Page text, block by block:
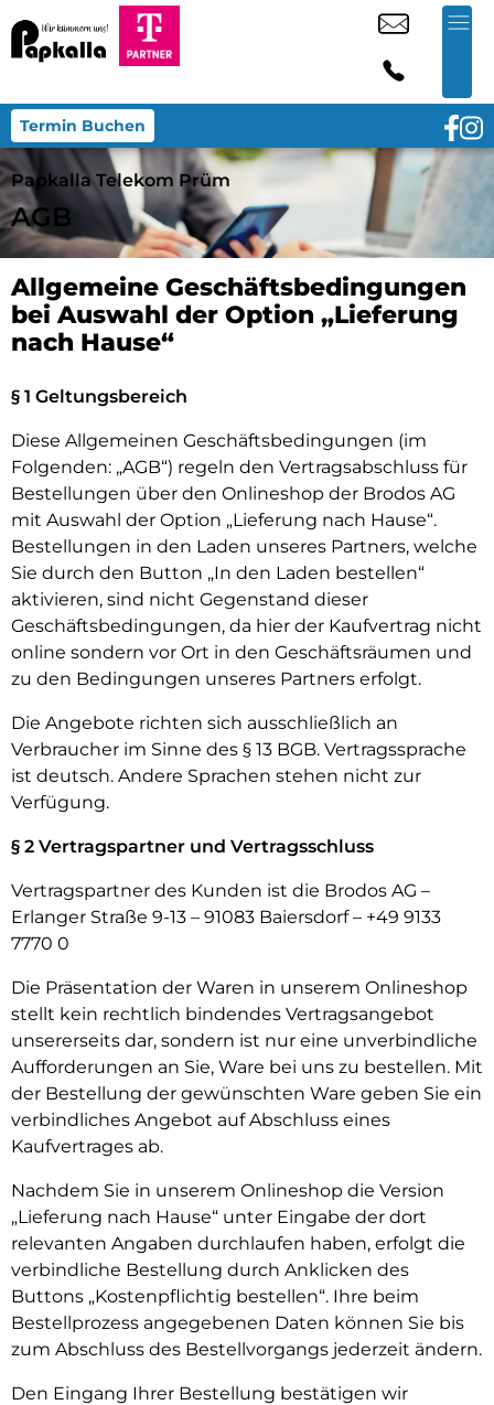
Termin Buchen
Papkalla Telekom Prüm
AGB
Allgemeine Geschäftsbedingungen
bei Auswahl der Option „Lieferung
nach Hause“
§ 1 Geltungsbereich
Diese Allgemeinen Geschäftsbedingungen (im
Folgenden: „AGB“) regeln den Vertragsabschluss für
Bestellungen über den Onlineshop der Brodos AG
mit Auswahl der Option „Lieferung nach Hause“.
Bestellungen in den Laden unseres Partners, welche
Sie durch den Button „In den Laden bestellen“
aktivieren, sind nicht Gegenstand dieser
Geschäftsbedingungen, da hier der Kaufvertrag nicht
online sondern vor Ort in den Geschäftsräumen und
zu den Bedingungen unseres Partners erfolgt.
Die Angebote richten sich ausschließlich an
Verbraucher im Sinne des § 13 BGB. Vertragssprache
ist deutsch. Andere Sprachen stehen nicht zur
Verfügung.
§ 2 Vertragspartner und Vertragsschluss
Vertragspartner des Kunden ist die Brodos AG –
Erlanger Straße 9-13 – 91083 Baiersdorf – +49 9133
7770 0
Die Präsentation der Waren in unserem Onlineshop
stellt kein rechtlich bindendes Vertragsangebot
unsererseits dar, sondern ist nur eine unverbindliche
Aufforderungen an Sie, Ware bei uns zu bestellen. Mit
der Bestellung der gewünschten Ware geben Sie ein
verbindliches Angebot auf Abschluss eines
Kaufvertrages ab.
Nachdem Sie in unserem Onlineshop die Version
„Lieferung nach Hause“ unter Eingabe der dort
relevanten Angaben durchlaufen haben, erfolgt die
verbindliche Bestellung durch Anklicken des
Buttons „Kostenpflichtig bestellen“. Ihre beim
Bestellprozess angegebenen Daten können Sie bis
zum Abschluss des Bestellvorgangs jederzeit ändern.
Den Eingang Ihrer Bestellung bestätigen wir